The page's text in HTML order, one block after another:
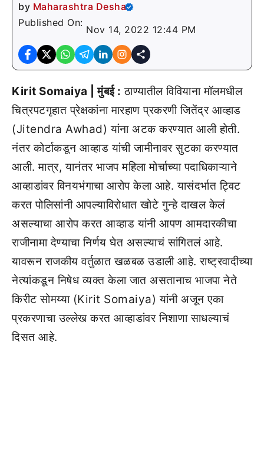
by Maharashtra Desha
Published On:
Nov 14, 2022 12:44 PM
Kirit Somaiya | मुंबई : ठाण्यातील विवियाना मॉलमधील
चित्रपटगृहात प्रेक्षकांना मारहाण प्रकरणी जितेंद्र आव्हाड
(Jitendra Awhad) यांना अटक करण्यात आली होती.
नंतर कोर्टाकडून आव्हाड यांची जामीनावर सुटका करण्यात
आली. मात्र, यानंतर भाजप महिला मोर्चाच्या पदाधिकाऱ्याने
आव्हाडांवर विनयभंगाचा आरोप केला आहे. यासंदर्भात ट्विट
करत पोलिसांनी आपल्याविरोधात खोटे गुन्हे दाखल केलं
असल्याचा आरोप करत आव्हाड यांनी आपण आमदारकीचा
राजीनामा देण्याचा निर्णय घेत असल्याचं सांगितलं आहे.
यावरून राजकीय वर्तुळात खळबळ उडाली आहे. राष्ट्रवादीच्या
नेत्यांकडून निषेध व्यक्त केला जात असतानाच भाजपा नेते
किरीट सोमय्या (Kirit Somaiya) यांनी अजून एका
प्रकरणाचा उल्लेख करत आव्हाडांवर निशाणा साधल्याचं
दिसत आहे.